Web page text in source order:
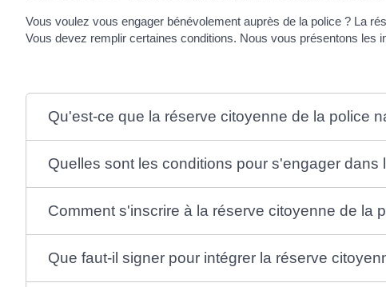
Vous voulez vous engager bénévolement auprès de la police ? La
Vous devez remplir certaines conditions. Nous vous présentons les
Qu'est-ce que la réserve citoyenne de la police
Quelles sont les conditions pour s'engager
Comment s'inscrire à la réserve citoyenne de la
Que faut-il signer pour intégrer la réserve